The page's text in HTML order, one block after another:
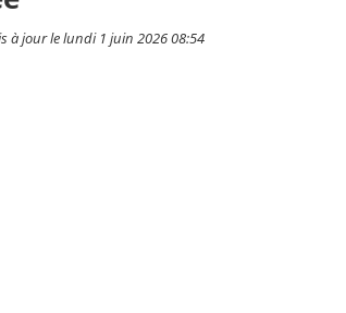
à jour le lundi 1 juin 2026 08:54